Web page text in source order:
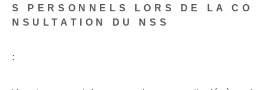
S PERSONNELS LORS DE LA CO
NSULTATION DU NSS
: